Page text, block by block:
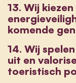
13. Wij
komende
14. Wij
uit en
toeristisch